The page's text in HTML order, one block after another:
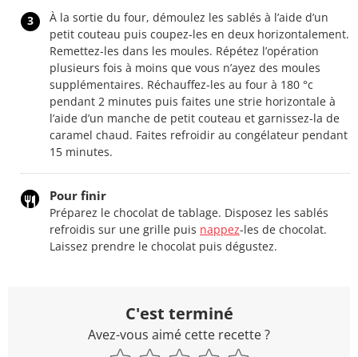
3
À la sortie du four, démoulez les sablés à l’aide d’un
petit couteau puis coupez-les en deux horizontalement.
Remettez-les dans les moules. Répétez l’opération
plusieurs fois à moins que vous n’ayez des moules
supplémentaires. Réchauffez-les au four à 180 °c
pendant 2 minutes puis faites une strie horizontale à
l’aide d’un manche de petit couteau et garnissez-la de
caramel chaud. Faites refroidir au congélateur pendant
15 minutes.
Pour finir
Préparez le chocolat de tablage. Disposez les sablés
refroidis sur une grille puis nappez-les de chocolat.
Laissez prendre le chocolat puis dégustez.
C'est terminé
Avez-vous aimé cette recette ?